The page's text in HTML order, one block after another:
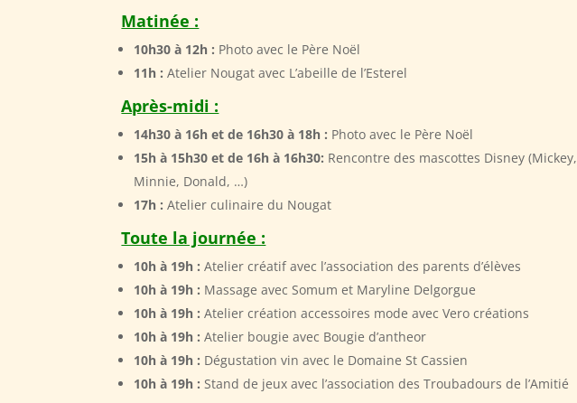
Matinée :
10h30 à 12h : Photo avec le Père Noël
11h : Atelier Nougat avec L’abeille de l’Esterel
Après-midi :
14h30 à 16h et de 16h30 à 18h : Photo avec le Père Noël
15h à 15h30 et de 16h à 16h30: Rencontre des mascottes Disney (Mickey,
Minnie, Donald, …)
17h :Atelier culinaire du Nougat
Toute la journée :
10h à 19h : Atelier créatif avec l’association des parents d’élèves
10h à 19h : Massage avec Somum et Maryline Delgorgue
10h à 19h : Atelier création accessoires mode avec Vero créations
10h à 19h : Atelier bougie avec Bougie d’antheor
10h à 19h : Dégustation vin avec le Domaine St Cassien
10h à 19h : Stand de jeux avec l’association des Troubadours de l’Amitié